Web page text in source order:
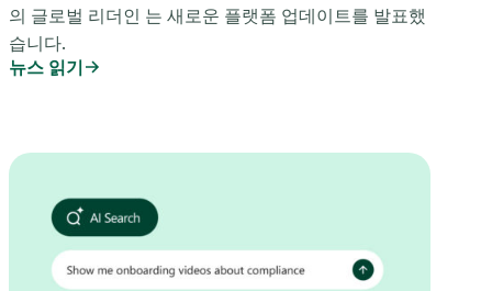
의 글로벌 리더인 는 새로운 플랫폼 업데이트를 발표했
습니다.
뉴스 읽기